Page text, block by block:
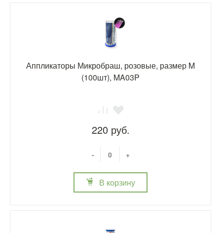
Аппликаторы Микробраш, розовые, размер M
(100шт), MA03P
220 руб.
- +
В корзину